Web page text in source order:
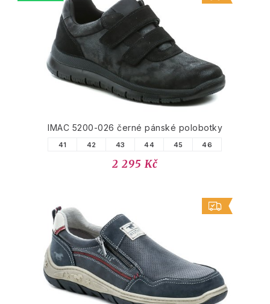
IMAC 5200-026 černé pánské polobotky
41 42 43 44 45 46
2 295 Kč